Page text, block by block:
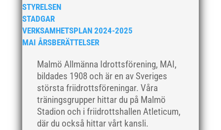
STYRELSEN
STADGAR
VERKSAMHETSPLAN 2024-2025
MAI ÅRSBERÄTTELSER
Malmö Allmänna Idrottsförening, MAI,
bildades 1908 och är en av Sveriges
största friidrottsföreningar. Våra
träningsgrupper hittar du på Malmö
Stadion och i friidrottshallen Atleticum,
där du också hittar vårt kansli.
september 2019
augusti 2019
juli 2019
juni 2019
maj 2019
april 2019
mars 2019
februari 2019